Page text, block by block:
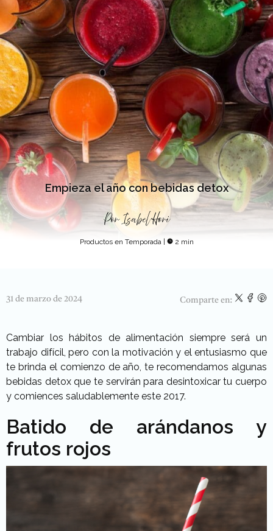
Empieza el año con bebidas detox
Por Isabel Hori
Productos en Temporada | 2 min
31 de marzo de 2024 Comparte en:
Cambiar los hábitos de alimentación siempre será un
trabajo difícil, pero con la motivación y el entusiasmo que
te brinda el comienzo de año, te recomendamos algunas
bebidas detox que te servirán para desintoxicar tu cuerpo
y comiences saludablemente este 2017.
Batido de arándanos y
frutos rojos